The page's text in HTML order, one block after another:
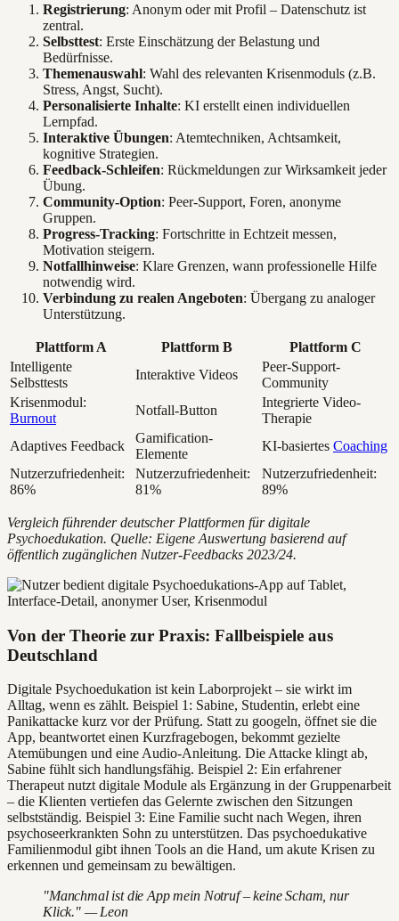
Registrierung: Anonym oder mit Profil – Datenschutz ist
zentral.
Selbsttest: Erste Einschätzung der Belastung und
Bedürfnisse.
Themenauswahl: Wahl des relevanten Krisenmoduls (z.B.
Stress, Angst, Sucht).
Personalisierte Inhalte: KI erstellt einen individuellen
Lernpfad.
Interaktive Übungen: Atemtechniken, Achtsamkeit,
kognitive Strategien.
Feedback-Schleifen: Rückmeldungen zur Wirksamkeit jeder
Übung.
Community-Option: Peer-Support, Foren, anonyme
Gruppen.
Progress-Tracking: Fortschritte in Echtzeit messen,
Motivation steigern.
Notfallhinweise: Klare Grenzen, wann professionelle Hilfe
notwendig wird.
Verbindung zu realen Angeboten: Übergang zu analoger
Unterstützung.
Plattform A Plattform B
Plattform C
Intelligente
Selbsttests
Interaktive Videos
Peer-Support-
Community
Krisenmodul:
Burnout
Notfall-Button
Integrierte Video-
Therapie
Adaptives Feedback
Gamification-
Elemente
KI-basiertes Coaching
Nutzerzufriedenheit:
86%
Nutzerzufriedenheit:
81%
Nutzerzufriedenheit:
89%
Vergleich führender deutscher Plattformen für digitale
Psychoedukation. Quelle: Eigene Auswertung basierend auf
öffentlich zugänglichen Nutzer-Feedbacks 2023/24.
Von der Theorie zur Praxis: Fallbeispiele aus
Deutschland
Digitale Psychoedukation ist kein Laborprojekt – sie wirkt im
Alltag, wenn es zählt. Beispiel 1: Sabine, Studentin, erlebt eine
Panikattacke kurz vor der Prüfung. Statt zu googeln, öffnet sie die
App, beantwortet einen Kurzfragebogen, bekommt gezielte
Atemübungen und eine Audio-Anleitung. Die Attacke klingt ab,
Sabine fühlt sich handlungsfähig. Beispiel 2: Ein erfahrener
Therapeut nutzt digitale Module als Ergänzung in der Gruppenarbeit
– die Klienten vertiefen das Gelernte zwischen den Sitzungen
selbstständig. Beispiel 3: Eine Familie sucht nach Wegen, ihren
psychoseerkrankten Sohn zu unterstützen. Das psychoedukative
Familienmodul gibt ihnen Tools an die Hand, um akute Krisen zu
erkennen und gemeinsam zu bewältigen.
"Manchmal ist die App mein Notruf – keine Scham, nur
Klick." — Leon